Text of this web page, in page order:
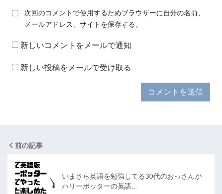
次回のコメントで使用するためブラウザーに自分の名前、
メールアドレス、サイトを保存する。
新しいコメントをメールで通知
新しい投稿をメールで受け取る
前の記事
いまさら英語を勉強してる30代のおっさんが
ハリーポッターの英語…